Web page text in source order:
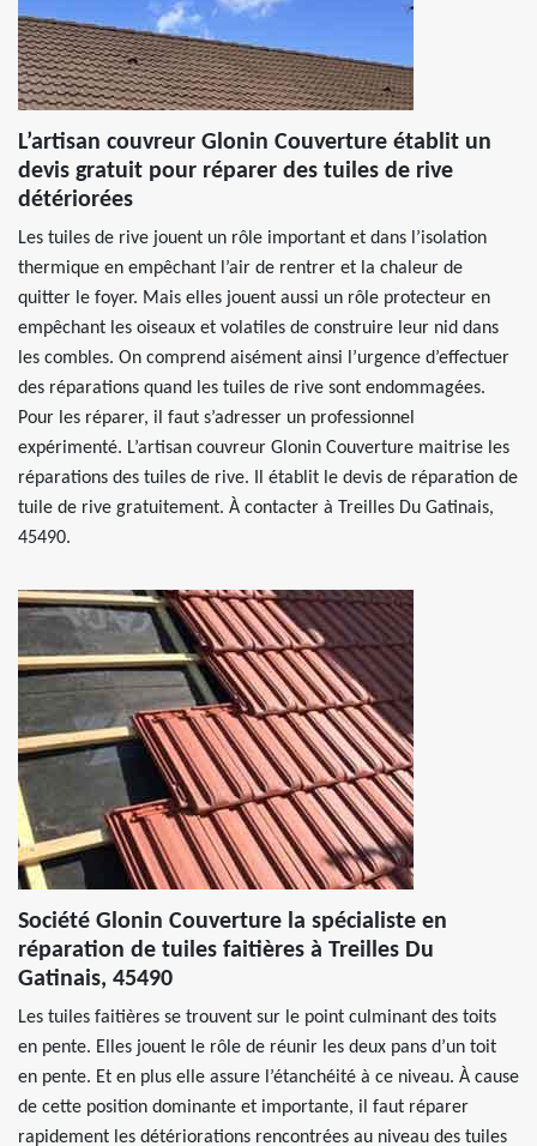
L’artisan couvreur Glonin Couverture établit un
devis gratuit pour réparer des tuiles de rive
détériorées
Les tuiles de rive jouent un rôle important et dans l’isolation
thermique en empêchant l’air de rentrer et la chaleur de
quitter le foyer. Mais elles jouent aussi un rôle protecteur en
empêchant les oiseaux et volatiles de construire leur nid dans
les combles. On comprend aisément ainsi l’urgence d’effectuer
des réparations quand les tuiles de rive sont endommagées.
Pour les réparer, il faut s’adresser un professionnel
expérimenté. L’artisan couvreur Glonin Couverture maitrise les
réparations des tuiles de rive. Il établit le devis de réparation de
tuile de rive gratuitement. À contacter à Treilles Du Gatinais,
45490.
Société Glonin Couverture la spécialiste en
réparation de tuiles faitières à Treilles Du
Gatinais, 45490
Les tuiles faitières se trouvent sur le point culminant des toits
en pente. Elles jouent le rôle de réunir les deux pans d’un toit
en pente. Et en plus elle assure l’étanchéité à ce niveau. À cause
de cette position dominante et importante, il faut réparer
rapidement les détériorations rencontrées au niveau des tuiles